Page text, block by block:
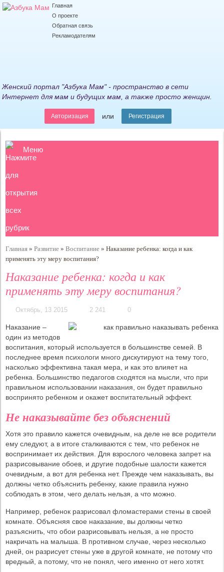
Главная
О проекте
Обратная связь
Рекламодателям
Женский портал "Азбука Мам" - пространство в сети
Интернет для мам и будущих мам, а также просто женщин.
Авторизация или Регистрация
Меню
Главная »Развитие »Воспитание »Наказание ребенка: когда и как
применять эту меру воспитания?
Наказание ребенка: когда и как
применять эту меру воспитания?
Октябрь, 13 2015 2 241 0
Наказание –
один из методов
воспитания, который используется в большинстве семей. В
последнее время психологи много дискутируют на тему того,
насколько эффективна такая мера, и как это влияет на
ребенка. Большинство педагогов сходятся на мысли, что при
правильном использовании наказания, он будет правильно
воспринято ребенком и окажет воспитательный эффект.
Не наказывайте без объяснений
Хотя это правило кажется очевидным, на деле не все родители
ему следуют, а в итоге сталкиваются с тем, что ребенок не
воспринимает их действия. Для взрослого человека запрет на
разрисовывание обоев, и другие подобные шалости кажется
очевидным, а вот для ребенка нет. Прежде чем наказывать, вы
должны четко объяснить ребенку, какие правила нужно
соблюдать в этом, чего делать нельзя, а что можно.
Например, ребенок разрисовал фломастерами стены в своей
комнате. Объясняя свое наказание, вы должны четко
разъяснить, что обои разрисовывать нельзя, а не просто
накричать на малыша. В противном случае, через несколько
дней, он разрисует стены уже в другой комнате, не потому что
вредный, а потому, что не понял, чего именно от него хотят.